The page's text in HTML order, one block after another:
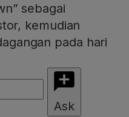
sebagai
kemudian
pada hari
Ask